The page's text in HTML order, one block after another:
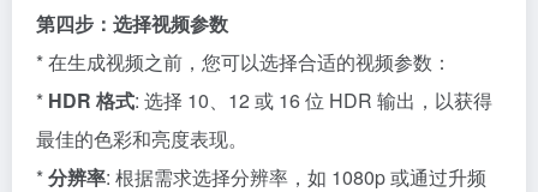
第四步：选择视频参数
* 在生成视频之前，您可以选择合适的视频参数：
* HDR 格式: 选择 10、12 或 16 位 HDR 输出，以获得
最佳的色彩和亮度表现。
*分辨率: 根据需求选择分辨率，如 1080p 或通过升频